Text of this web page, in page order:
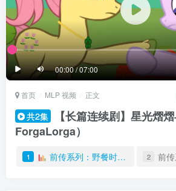
00:00 / 07:00
1/4
极慢 适中
滚动 顶部
首页 MLP 视频 正文
共2集
【长篇连续剧】星光熠
ForgaLorga）
1 前传系列：野餐时间(It_s Picnic Time) 2 前传系列